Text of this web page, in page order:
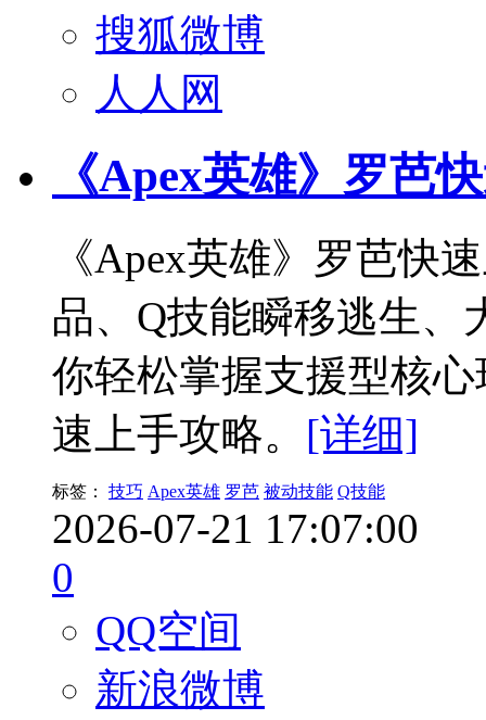
搜狐微博
人人网
《Apex英雄》罗芭
《Apex英雄》罗芭快
品、Q技能瞬移逃生、
你轻松掌握支援型核
速上手攻略。 [详细]
标签： 技巧 Apex英雄 罗芭 被动技能 Q技能
2026-07-21 17:07:00
0
QQ空间
新浪微博